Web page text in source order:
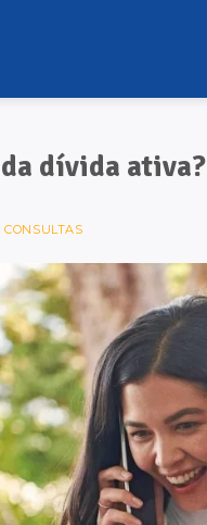
dívida ativa?
CONSULTAS